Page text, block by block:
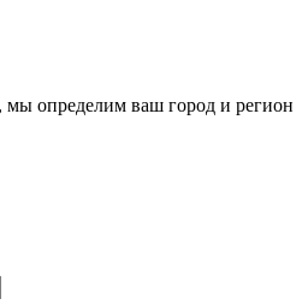
мы определим ваш город и регион